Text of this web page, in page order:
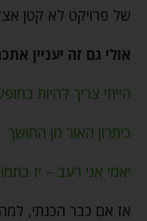
של פרויקט לא קטן
אולי גם זה יעניין
הייתי צריך להיות
כיתרון האור מן החושך
יאמי אני רעב – יז
אז אם כבר הכנתי,